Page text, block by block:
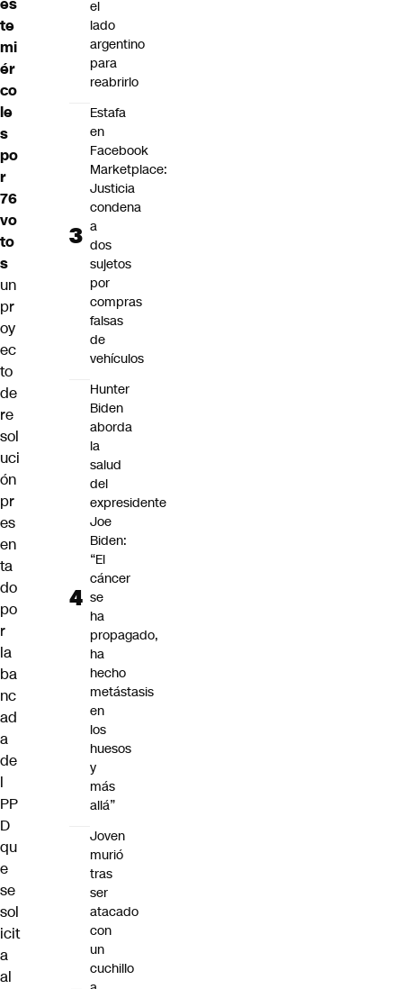
te
mi
ér
co
le
s
po
r
76
vo
to
s
un
pr
oy
ec
to
de
re
sol
uci
ón
pr
es
en
ta
do
po
r
la
ba
nc
ad
a
de
l
PP
D
qu
e
se
sol
icit
a
al
el
lado
argentino
para
reabrirlo
Estafa
en
Facebook
Marketplace:
Justicia
condena
a
dos
sujetos
por
compras
falsas
de
vehículos
Hunter
Biden
aborda
la
salud
del
expresidente
Joe
Biden:
“El
cáncer
se
ha
propagado,
ha
hecho
metástasis
en
los
huesos
y
más
allá”
Joven
murió
tras
ser
atacado
con
un
cuchillo